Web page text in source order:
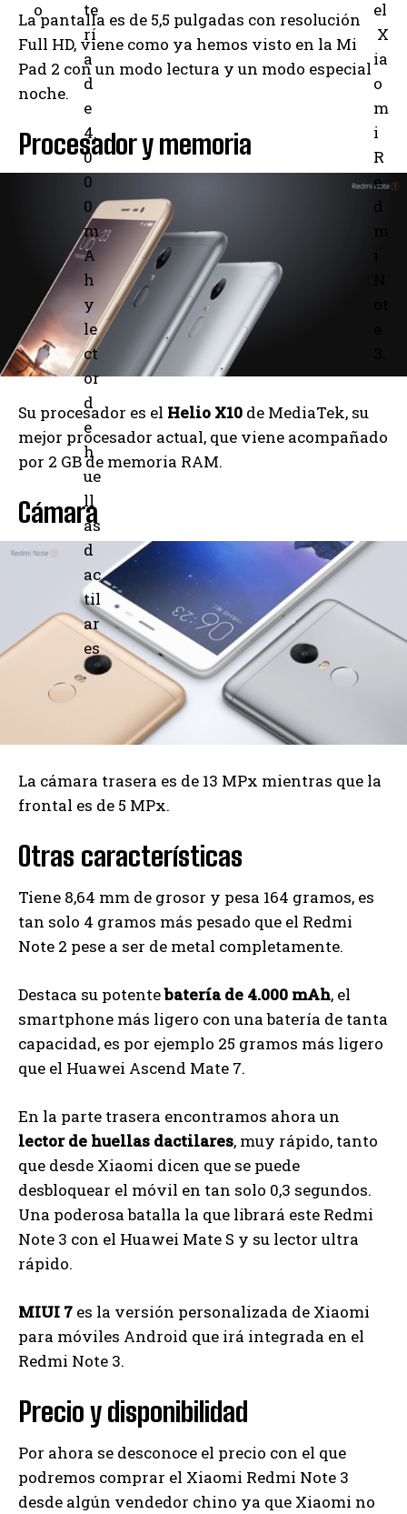
o
te
rí
a
d
e
4.
0
0
0
m
A
h
y
le
ct
or
d
e
h
ue
ll
as
d
ac
til
ar
es
.
el
X
ia
o
m
i
R
e
d
m
La pantalla es de 5,5 pulgadas con resolución
Full HD, viene como ya hemos visto en la Mi
Pad 2 con un modo lectura y un modo especial
noche.
Procesador y memoria
Su procesador es el Helio X10 de MediaTek, su
mejor procesador actual, que viene acompañado
por 2 GB de memoria RAM.
Cámara
La cámara trasera es de 13 MPx mientras que la
frontal es de 5 MPx.
Otras características
Tiene 8,64 mm de grosor y pesa 164 gramos, es
tan solo 4 gramos más pesado que el Redmi
Note 2 pese a ser de metal completamente.
Destaca su potentebatería de 4.000 mAh, el
smartphone más ligero con una batería de tanta
capacidad, es por ejemplo 25 gramos más ligero
que el Huawei Ascend Mate 7.
En la parte trasera encontramos ahora un
lector de huellas dactilares, muy rápido, tanto
que desde Xiaomi dicen que se puede
desbloquear el móvil en tan solo 0,3 segundos.
Una poderosa batalla la que librará este Redmi
Note 3 con el Huawei Mate S y su lector ultra
rápido.
MIUI 7 es la versión personalizada de Xiaomi
para móviles Android que irá integrada en el
Redmi Note 3.
Precio y disponibilidad
Por ahora se desconoce el precio con el que
podremos comprar el Xiaomi Redmi Note 3
desde algún vendedor chino ya que Xiaomi no